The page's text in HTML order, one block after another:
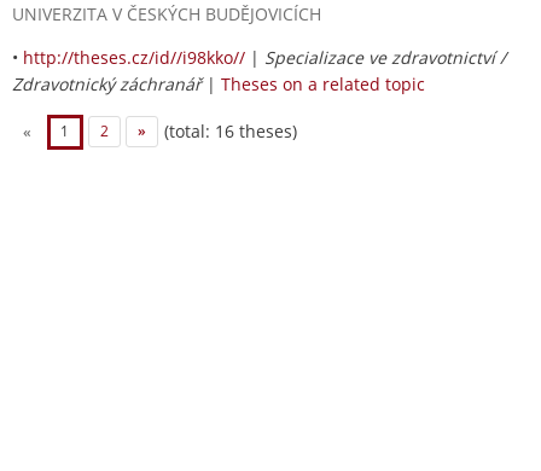
UNIVERZITA V ČESKÝCH BUDĚJOVICÍCH
• http://theses.cz/id//i98kko// | Specializace ve zdravotnictví /
Zdravotnický záchranář| Theses on a related topic
« 1 2 » (total: 16 theses)